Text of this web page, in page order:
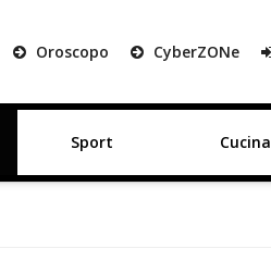
Oroscopo CyberZONe
Sport Cucina